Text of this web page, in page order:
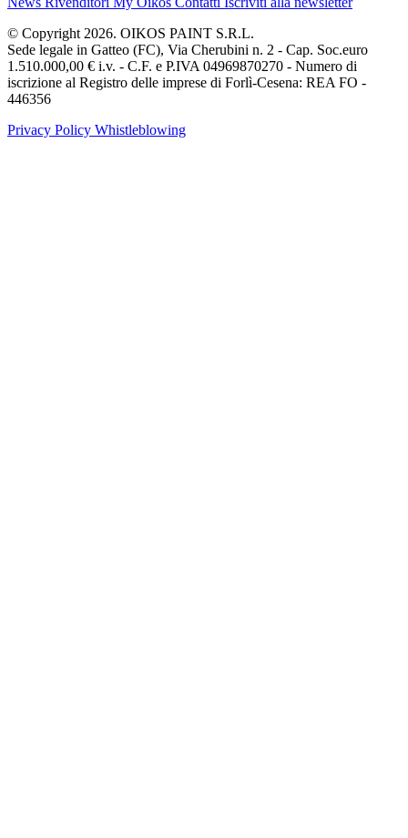
© Copyright 2026. OIKOS PAINT S.R.L.
Sede legale in Gatteo (FC), Via Cherubini n. 2 - Cap. Soc.euro
1.510.000,00 € i.v. - C.F. e P.IVA 04969870270 - Numero di
iscrizione al Registro delle imprese di Forlì-Cesena: REA FO -
446356
Privacy Policy Whistleblowing